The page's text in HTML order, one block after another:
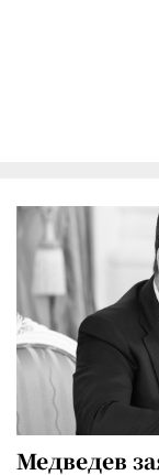
Медведев